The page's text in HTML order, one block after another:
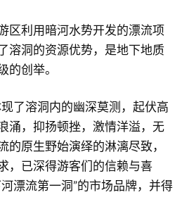
区利用暗河水势开发的漂流项
溶洞的资源优势，是地下地质
的创举。
了溶洞内的幽深莫测，起伏高
涌，抑扬顿挫，激情洋溢，无
的原生野始演绎的淋漓尽致，
，已深得游客们的信赖与喜
漂流第一洞”的市场品牌，并得